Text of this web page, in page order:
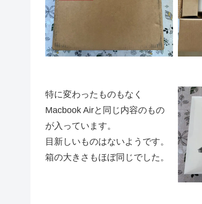
特に変わったものもなく
Macbook Airと同じ内容のもの
が入っています。
目新しいものはないようです。
箱の大きさもほぼ同じでした。